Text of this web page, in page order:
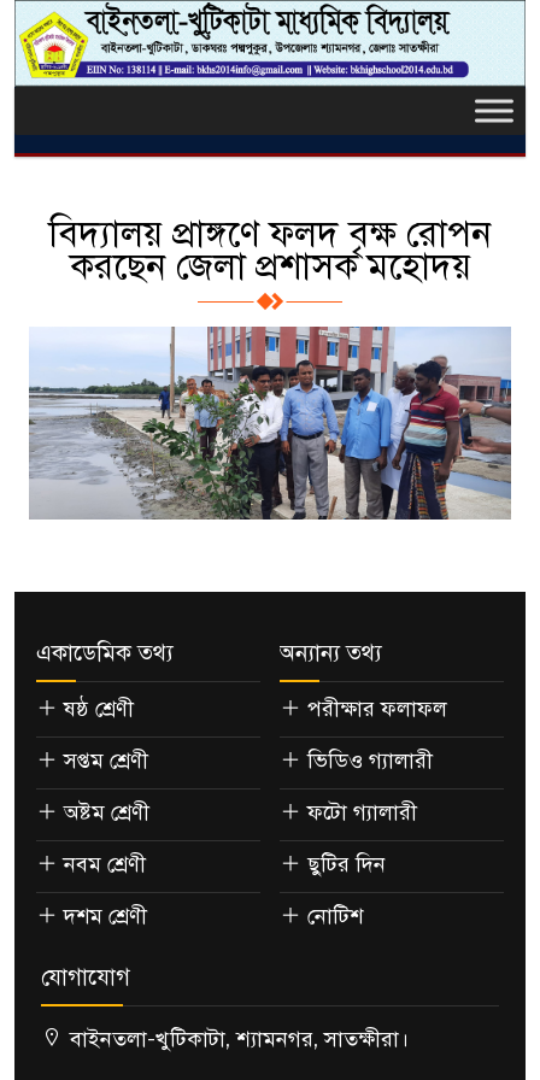
বিদ্যালয় প্রাঙ্গণে ফলদ বৃক্ষ রোপন
করছেন জেলা প্রশাসক মহোদয়
একাডেমিক তথ্য
ষষ্ঠ শ্রেণী
সপ্তম শ্রেণী
অষ্টম শ্রেণী
নবম শ্রেণী
দশম শ্রেণী
অন্যান্য তথ্য
পরীক্ষার ফলাফল
ভিডিও গ্যালারী
ফটো গ্যালারী
ছুটির দিন
নোটিশ
যোগাযোগ
বাইনতলা-খুটিকাটা, শ্যামনগর, সাতক্ষীরা।